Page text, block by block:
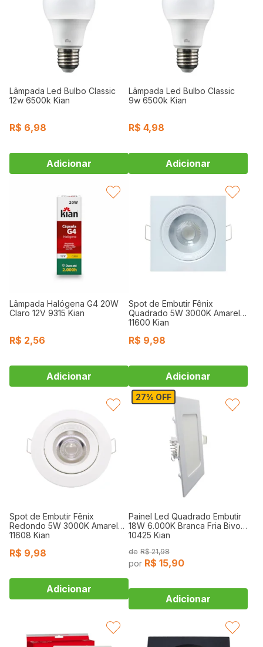
Lâmpada Led Bulbo Classic
12w 6500k Kian
R$ 6,98
Lâmpada Led Bulbo Classic
9w 6500k Kian
R$ 4,98
Lâmpada Halógena G4 20W
Claro 12V 9315 Kian
R$ 2,56
FAVORITAR
Spot de Embutir Fênix
Quadrado 5W 3000K Amarelo
11600 Kian
R$ 9,98
FAVORITAR
Spot de Embutir Fênix
Redondo 5W 3000K Amarelo
11608 Kian
R$ 9,98
FAVORITAR 27% OFF
Painel Led Quadrado Embutir
18W 6.000K Branca Fria Bivolt
10425 Kian
R$ 21,98
R$ 15,90
FAVORITAR
FAVORITAR FAVORITAR